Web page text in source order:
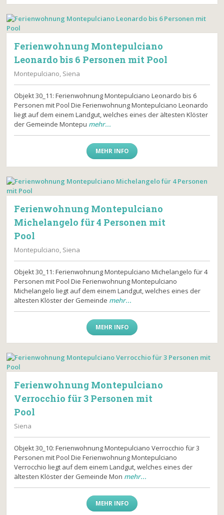
Ferienwohnung Montepulciano
Leonardo bis 6 Personen mit Pool
Montepulciano, Siena
Objekt 30_11: Ferienwohnung Montepulciano Leonardo bis 6
Personen mit Pool Die Ferienwohnung Montepulciano Leonardo
liegt auf dem einem Landgut, welches eines der ältesten Klöster
der Gemeinde Montepu mehr...
MEHR INFO
Ferienwohnung Montepulciano
Michelangelo für 4 Personen mit
Pool
Montepulciano, Siena
Objekt 30_11: Ferienwohnung Montepulciano Michelangelo für 4
Personen mit Pool Die Ferienwohnung Montepulciano
Michelangelo liegt auf dem einem Landgut, welches eines der
ältesten Klöster der Gemeinde mehr...
MEHR INFO
Ferienwohnung Montepulciano
Verrocchio für 3 Personen mit
Pool
Siena
Objekt 30_10: Ferienwohnung Montepulciano Verrocchio für 3
Personen mit Pool Die Ferienwohnung Montepulciano
Verrocchio liegt auf dem einem Landgut, welches eines der
ältesten Klöster der Gemeinde Mon mehr...
MEHR INFO